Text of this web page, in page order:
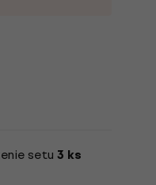
setu 3 ks